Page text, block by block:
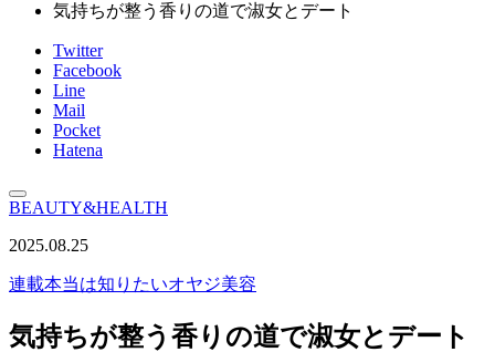
気持ちが整う香りの道で淑女とデート
Twitter
Facebook
Line
Mail
Pocket
Hatena
BEAUTY&HEALTH
2025.08.25
連載本当は知りたいオヤジ美容
気持ちが整う香りの道で淑女とデート